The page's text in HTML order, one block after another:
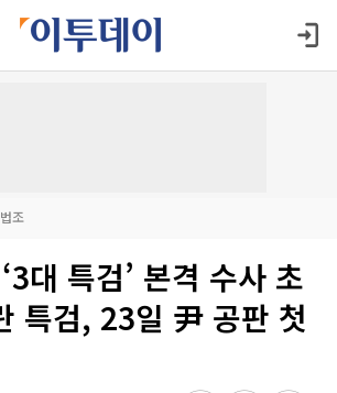
법조
대 특검’ 본격 수사 초
특검, 23일 尹 공판 첫